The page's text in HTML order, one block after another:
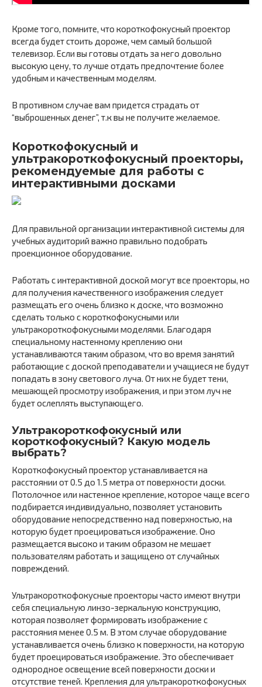
Кроме того, помните, что короткофокусный проектор
всегда будет стоить дороже, чем самый большой
телевизор. Если вы готовы отдать за него довольно
высокую цену, то лучше отдать предпочтение более
удобным и качественным моделям.
В противном случае вам придется страдать от
“выброшенных денег”, т.к вы не получите желаемое.
Короткофокусный и
ультракороткофокусный проекторы,
рекомендуемые для работы с
интерактивными досками
Для правильной организации интерактивной системы для
учебных аудиторий важно правильно подобрать
проекционное оборудование.
Работать с интерактивной доской могут все проекторы, но
для получения качественного изображения следует
размещать его очень близко к доске, что возможно
сделать только с короткофокусными или
ультракороткофокусными моделями. Благодаря
специальному настенному креплению они
устанавливаются таким образом, что во время занятий
работающие с доской преподаватели и учащиеся не будут
попадать в зону светового луча. От них не будет тени,
мешающей просмотру изображения, и при этом луч не
будет ослеплять выступающего.
Ультракороткофокусный или
короткофокусный? Какую модель
выбрать?
Короткофокусный проектор устанавливается на
расстоянии от 0.5 до 1.5 метра от поверхности доски.
Потолочное или настенное крепление, которое чаще всего
подбирается индивидуально, позволяет установить
оборудование непосредственно над поверхностью, на
которую будет проецироваться изображение. Оно
размещается высоко и таким образом не мешает
пользователям работать и защищено от случайных
повреждений.
Ультракороткофокусные проекторы часто имеют внутри
себя специальную линзо-зеркальную конструкцию,
которая позволяет формировать изображение с
расстояния менее 0.5 м. В этом случае оборудование
устанавливается очень близко к поверхности, на которую
будет проецироваться изображение. Это обеспечивает
однородное освещение всей поверхности доски и
отсутствие теней. Крепления для ультракороткофокусных